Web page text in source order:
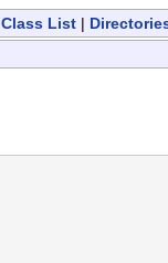
Class List |